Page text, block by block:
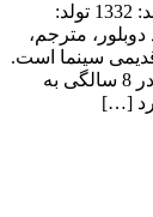
نتایج مشاهده همه نتایج زند، امیر هوشنگ سال تولد: 1332 تولد:
مترجم،
قدیمی سینما است.
او حرفه دوبله را از سن خیلی کم و در سال1340 در 8 سالگی به
[…]